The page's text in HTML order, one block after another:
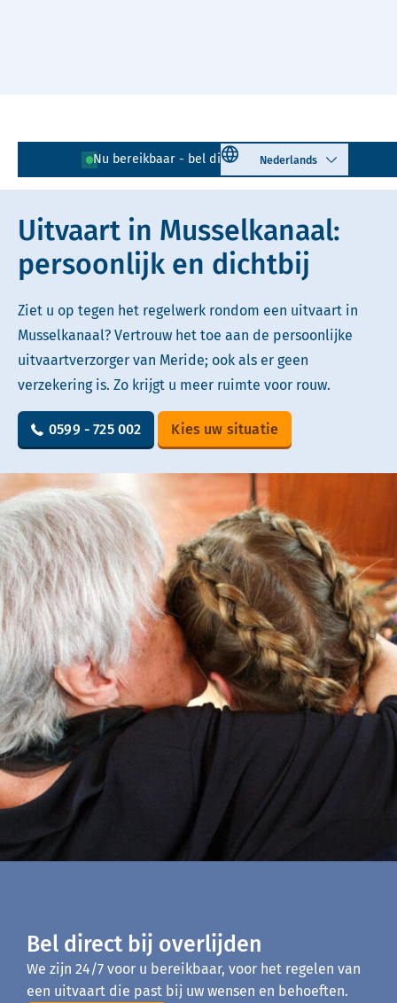
Nu bereikbaar - bel direct! 0599 - 725 002
Select language
Lees voor Uitleg woorden
Simpele tekst
Uitvaart in Musselkanaal:
persoonlijk en dichtbij
Ziet u op tegen het regelwerk rondom een uitvaart in
Musselkanaal? Vertrouw het toe aan de persoonlijke
uitvaartverzorger van Meride; ook als er geen
verzekering is. Zo krijgt u meer ruimte voor rouw.
0599 - 725 002 Kies uw situatie
Bel direct bij overlijden
We zijn 24/7 voor u bereikbaar, voor het regelen van
een uitvaart die past bij uw wensen en behoeften.